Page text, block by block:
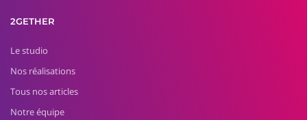
2GETHER
Le studio
Nos réalisations
Tous nos articles
Notre équipe